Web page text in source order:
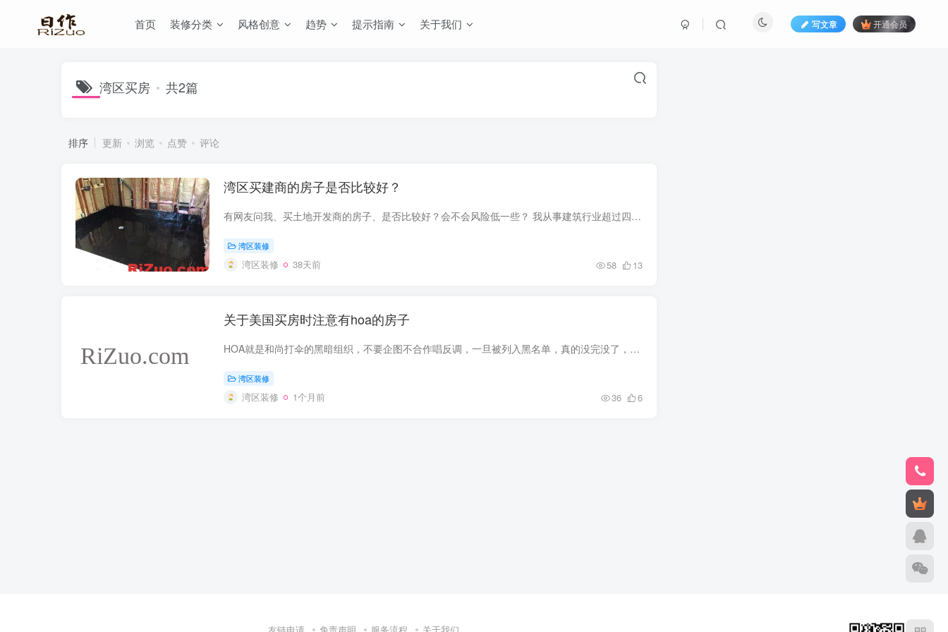
首页 装修分类 风格创意 趋势 提示指南 关于我们 写文章 开通会员
湾区买房 共2篇
排序 更新 浏览 点赞 评论
湾区买建商的房子是否比较好？
有网友问我、买土地开发商的房子、是否比较好？会不会风险低一些？ 我从事建筑行业超过四十年、土地开发商建造的房屋、他们是球员兼裁判、Inspections 、是他们自己负责、当地政府建筑部门不涉...
湾区装修
湾区装修 38天前 58 13
关于美国买房时注意有hoa的房子
HOA就是和尚打伞的黑暗组织，不要企图不合作唱反调，一旦被列入黑名单，真的没完没了，能够左右当中运作的唯一方法就是混入管理层，所谓选举就是黑金买票巴结甜头，𥚃面的水巨深，没有法律能管...
湾区装修
湾区装修 1个月前 36 6
友链申请 免责声明 服务流程 关于我们